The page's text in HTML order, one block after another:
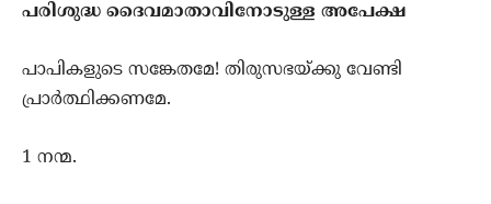
പരിശുദ്ധ ദൈവമാതാവിനോടുള്ള അപേക്ഷ
പാപികളുടെ സങ്കേതമേ! തിരുസഭയ്ക്കു വേണ്ടി
പ്രാര്‍ത്ഥിക്കണമേ.
1 നന്മ.